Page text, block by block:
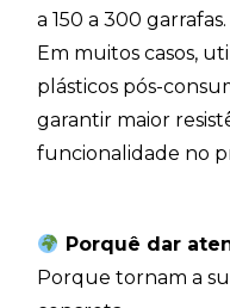
a 150 a 300 garrafas.
Em muitos casos,
plásticos pós-
garantir maior
funcionalidade no
Porquê dar
Porque tornam a